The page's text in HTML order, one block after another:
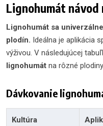
Lignohumát návod
Lignohumát sa
plodín. Ideálna je aplikácia
výživou. V následujúcej
lignohumát na rôzné
Dávkovanie
Kultúra